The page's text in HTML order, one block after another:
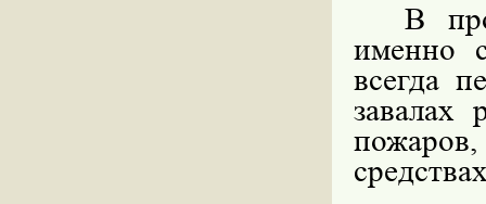
В
именно
всегда